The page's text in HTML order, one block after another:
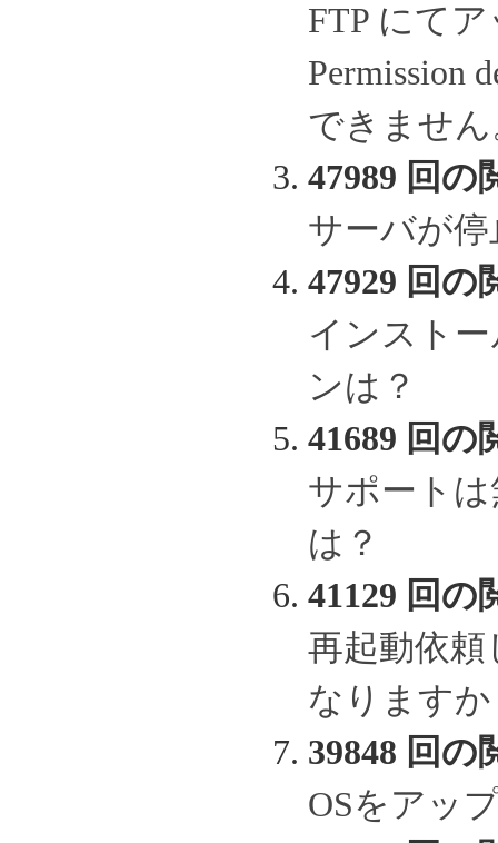
FTP にて
Permission
できません
47989 回の
サーバが
47929 回の
インスト
ンは？
41689 回の
サポート
は？
41129 回の
再起動依
なりますか
39848 回の
OSをアッ